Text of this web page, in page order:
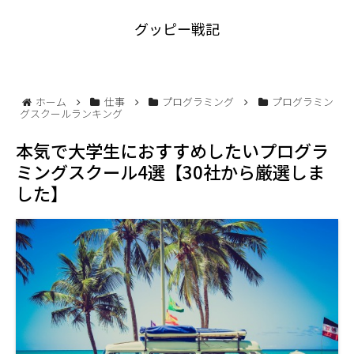
グッピー戦記
ホーム 仕事 プログラミング プログラミン
グスクールランキング
本気で大学生におすすめしたいプログラ
ミングスクール4選【30社から厳選しま
した】